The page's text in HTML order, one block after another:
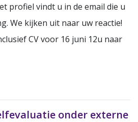
profiel vindt u in de email die u
We kijken uit naar uw reactie!
CV voor 16 juni 12u naar
onder externe